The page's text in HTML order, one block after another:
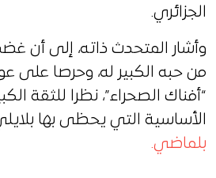
الجزائري.
وأشار المتحدث ذاته، إلى أن
من حبه الكبير له، وحرصا على
“أفناك الصحراء”، نظرا للثقة
الأساسية التي يحظى بها
بلماضي.